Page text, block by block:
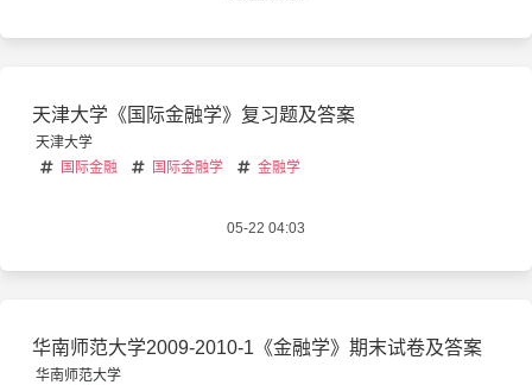
天津大学《国际金融学》复习题及答案
天津大学
国际金融
国际金融学 金融学
05-22 04:03
华南师范大学2009-2010-1《金融学》期末试卷及答案
华南师范大学